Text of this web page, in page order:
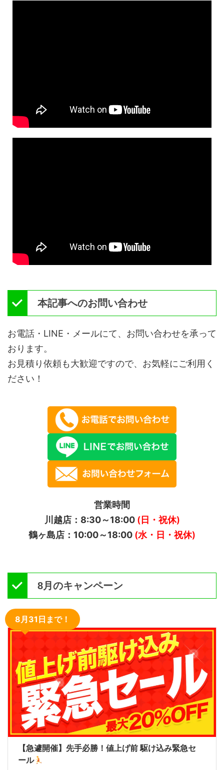
本記事へのお問い合わせ
お電話・LINE・メールにて、お問い合わせを承って
おります。
お見積り依頼も大歓迎ですので、お気軽にご利用く
ださい！
営業時間
川越店：8:30～18:00(日・祝休)
鶴ヶ島店：10:00～18:00 (水・日・祝休)
8月のキャンペーン
8月31日まで！
【急遽開催】先手必勝！値上げ前 駆け込み緊急セ
ール